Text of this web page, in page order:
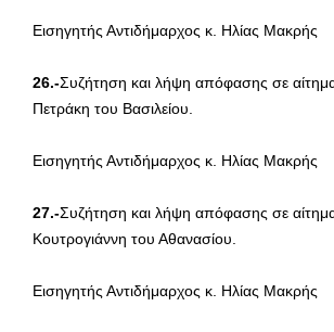
Εισηγητής Αντιδήμαρχος κ. Ηλίας Μακρής
26.-Συζήτηση και λήψη απόφασης σε
Πετράκη του Βασιλείου.
Εισηγητής Αντιδήμαρχος κ. Ηλίας Μακρής
27.-Συζήτηση και λήψη απόφασης σε
Κουτρογιάννη του Αθανασίου.
Εισηγητής Αντιδήμαρχος κ. Ηλίας Μακρής